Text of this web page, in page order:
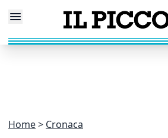
Home Cronaca